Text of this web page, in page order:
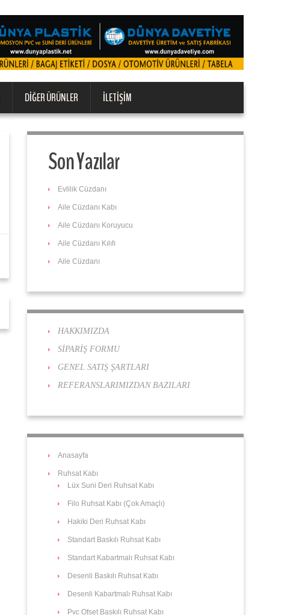
DIĞER ÜRÜNLER İLETIŞIM
Son Yazılar
Evlilik Cüzdanı
Aile Cüzdanı Kabı
Aile Cüzdanı Koruyucu
Aile Cüzdanı Kılıfı
Aile Cüzdanı
HAKKIMIZDA
SİPARİŞ FORMU
GENEL SATIŞ ŞARTLARI
REFERANSLARIMIZDAN BAZILARI
Anasayfa
Ruhsat Kabı
Lüx Suni Deri Ruhsat Kabı
Filo Ruhsat Kabı (Çok Amaçlı)
Hakiki Deri Ruhsat Kabı
Standart Baskılı Ruhsat Kabı
Standart Kabartmalı Ruhsat Kabı
Desenli Baskılı Ruhsat Kabı
Desenli Kabartmalı Ruhsat Kabı
Pvc Ofset Baskılı Ruhsat Kabı